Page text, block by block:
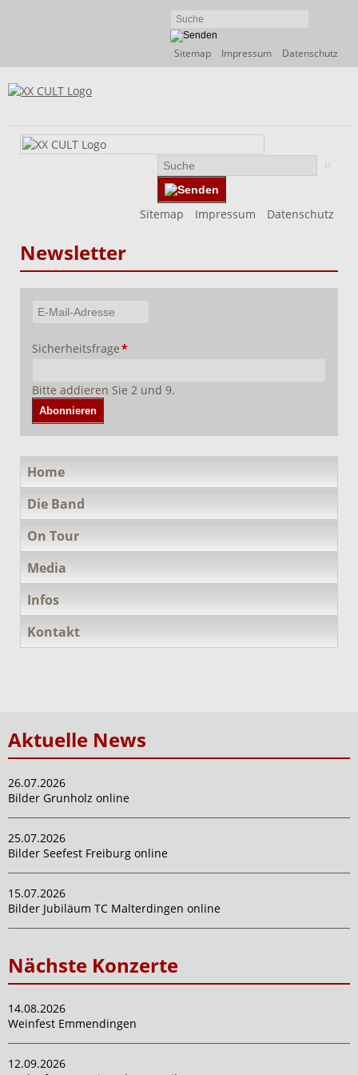
Navigation
Sitemap Impressum Datenschutz
Navigation
Sitemap Impressum Datenschutz
Newsletter
Adresse
Pflichtfeld
Sicherheitsfrage*
Bitte addieren Sie 2 und 9.
Abonnieren
überspringen
Home
Die Band
On Tour
Media
Infos
Kontakt
Aktuelle News
26.07.2026
Bilder Grunholz online
25.07.2026
Bilder Seefest Freiburg online
15.07.2026
Bilder Jubiläum TC Malterdingen online
Nächste Konzerte
14.08.2026
Weinfest Emmendingen
12.09.2026